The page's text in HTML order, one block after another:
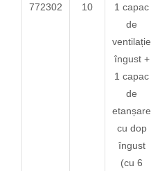
772302 10
1 capac
de
ventilație
îngust +
1 capac
de
etanșare
cu dop
îngust
(cu 6